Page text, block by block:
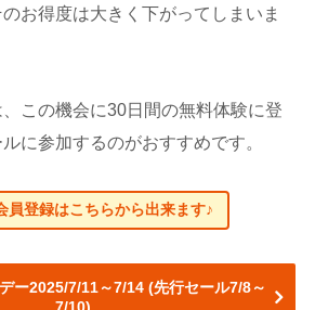
お得度は大きく下がってしまいま
この機会に30日間の無料体験に登
に参加するのがおすすめです。
員登録はこちらから出来ます♪
ー2025/7/11～7/14 (先行セール7/8～
7/10)